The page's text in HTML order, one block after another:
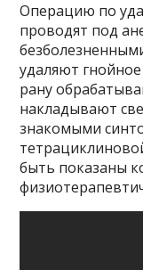
Операцию по
проводят под
удаляют
рану
накладывают
знакомыми
быть показаны